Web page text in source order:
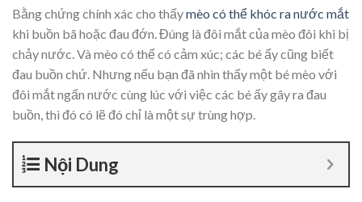
Bằng chứng chính xác cho thấymèo có thể khóc ra nước mắt
khi buồn bã hoặc đau đớn. Đúng là đôi mắt của mèo đôi khi bị
chảy nước. Và mèo có thể có cảm xúc; các bé ấy cũng biết
đau buồn chứ. Nhưng nếu bạn đã nhìn thấy một bé mèo với
đôi mắt ngấn nước cùng lúc với việc các bé ấy gây ra đau
buồn, thì đó có lẽ đó chỉ là một sự trùng hợp.
Nội Dung